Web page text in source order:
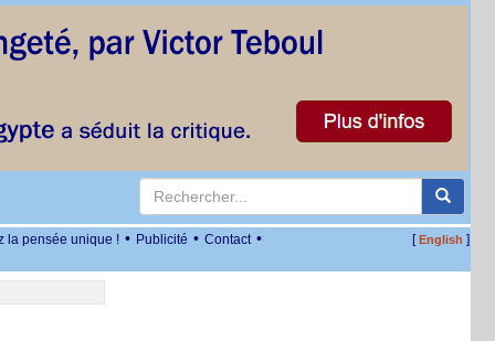
la pensée unique ! • Publicité • Contact • [English ]